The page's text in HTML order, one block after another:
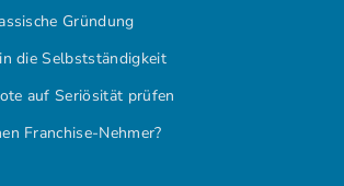
Gründung
die Selbstständigkeit
auf Seriösität prüfen
Franchise-Nehmer?